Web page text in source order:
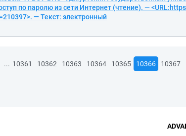
по паролю из сети Интернет (чтение). —
— Текст: электронный
... 10361 10362 10363 10364 10365 10366 10367